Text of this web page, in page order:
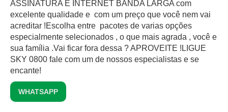
ASSINATURA E INTERNET BANDA LARGA com
excelente qualidade e com um preço que você nem vai
acreditar !Escolha entre pacotes de varias opções
especialmente selecionados , o que mais agrada , você e
sua família .Vai ficar fora dessa ? APROVEITE !LIGUE
SKY 0800 fale com um de nossos especialistas e se
encante!
WHATSAPP